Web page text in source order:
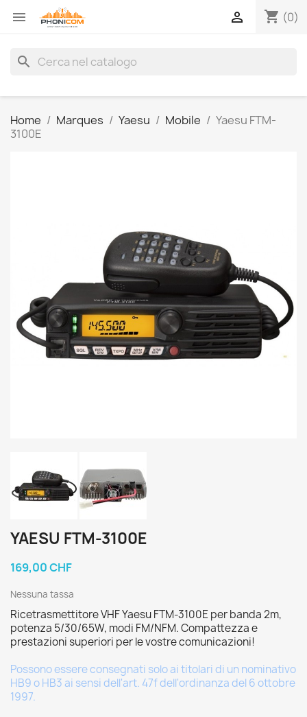
 shopping_cart (0)

search
Home Marques Yaesu Mobile
Yaesu FTM-
3100E
YAESU FTM-3100E
169,00 CHF
Nessuna tassa
Ricetrasmettitore VHF Yaesu FTM-3100E per banda 2m,
potenza 5/30/65W, modi FM/NFM. Compattezza e
prestazioni superiori per le vostre comunicazioni!
Possono essere consegnati solo ai titolari di un nominativo
HB9 o HB3 ai sensi dell'art. 47f dell'ordinanza del 6 ottobre
1997.